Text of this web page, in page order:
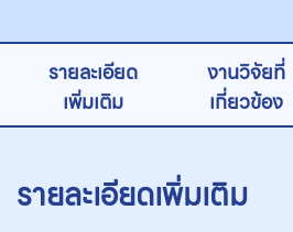
รายละเอียด
เพิ่มเติม
งานวิจัยที่
เกี่ยวข้อง
รายละเอียดเพิ่มเติม